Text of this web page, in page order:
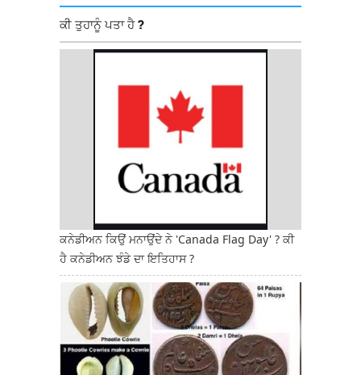
ਕੀ ਤੁਹਾਨੂੰ ਪਤਾ ਹੈ ?
ਕਨੇਡੀਅਨ ਕਿਉਂ ਮਨਾਉਂਦੇ ਨੇ 'Canada Flag Day' ? ਕੀ
ਹੈ ਕਨੇਡੀਅਨ ਝੰਡੇ ਦਾ ਇਤਿਹਾਸ ?